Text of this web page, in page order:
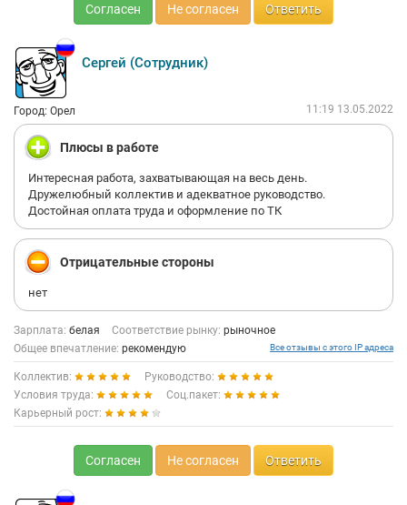
Согласен Не согласен Ответить
Сергей (Сотрудник)
Город: Орел 11:19 13.05.2022
Плюсы в работе
Интересная работа, захватывающая на весь день.
Дружелюбный коллектив и адекватное руководство.
Достойная оплата труда и оформление по ТК
Отрицательные стороны
нет
Зарплата: белая Соответствие рынку: рыночное
Общее впечатление: рекомендую Все отзывы с этого IP адреса
Коллектив:
Руководство:
Условия труда:
Соц.пакет:
Карьерный рост:
Согласен Не согласен Ответить